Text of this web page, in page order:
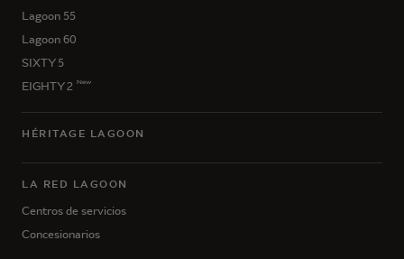
Lagoon 55
Lagoon 60
SIXTY 5
EIGHTY 2 New
HÉRITAGE LAGOON
LA RED LAGOON
Centros de servicios
Concesionarios